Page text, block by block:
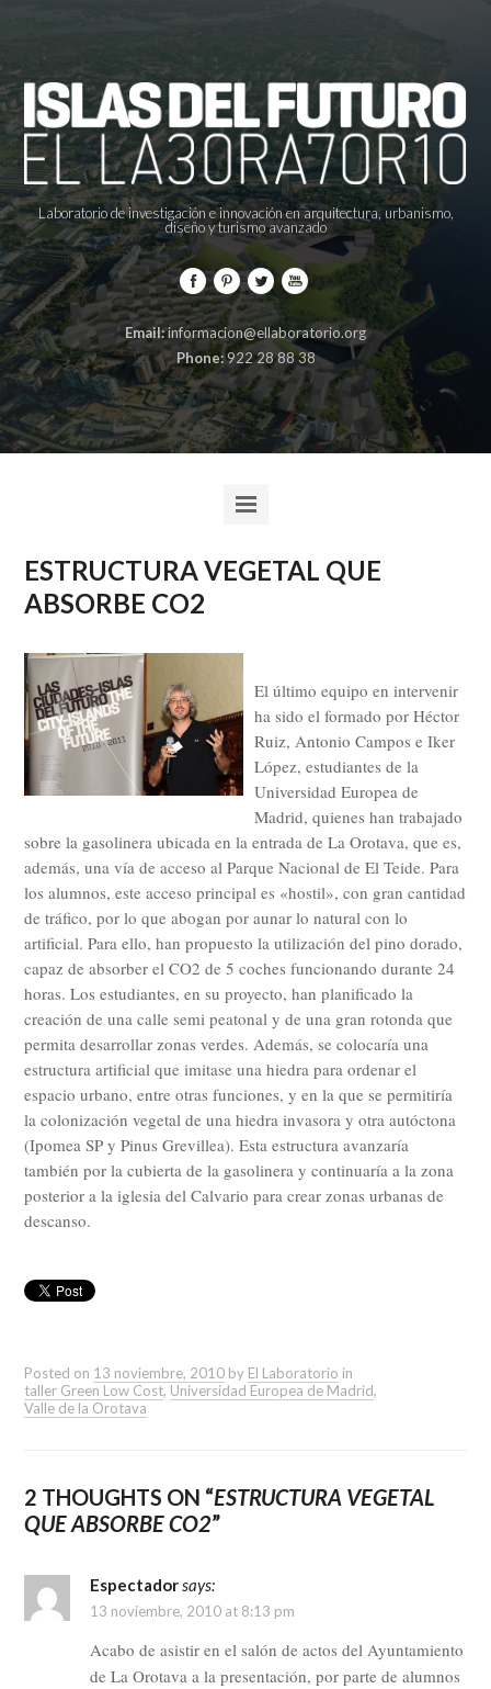
Laboratorio de investigación e innovación en arquitectura, urbanismo,
diseño y turismo avanzado
Email:informacion@ellaboratorio.org
Phone:922 28 88 38
ESTRUCTURA VEGETAL QUE
ABSORBE CO2
El último equipo en intervenir
ha sido el formado por Héctor
Ruiz, Antonio Campos e Iker
López, estudiantes de la
Universidad Europea de
Madrid, quienes han trabajado
sobre la gasolinera ubicada en la entrada de La Orotava, que es,
además, una vía de acceso al Parque Nacional de El Teide. Para
los alumnos, este acceso principal es «hostil», con gran cantidad
de tráfico, por lo que abogan por aunar lo natural con lo
artificial. Para ello, han propuesto la utilización del pino dorado,
capaz de absorber el CO2 de 5 coches funcionando durante 24
horas. Los estudiantes, en su proyecto, han planificado la
creación de una calle semi peatonal y de una gran rotonda que
permita desarrollar zonas verdes. Además, se colocaría una
estructura artificial que imitase una hiedra para ordenar el
espacio urbano, entre otras funciones, y en la que se permitiría
la colonización vegetal de una hiedra invasora y otra autóctona
(Ipomea SP y Pinus Grevillea). Esta estructura avanzaría
también por la cubierta de la gasolinera y continuaría a la zona
posterior a la iglesia del Calvario para crear zonas urbanas de
descanso.
Posted on 13 noviembre, 2010 by El Laboratorio in
taller Green Low Cost, Universidad Europea de Madrid,
Valle de la Orotava
2 THOUGHTS ON “ESTRUCTURA VEGETAL
QUE ABSORBE CO2”
Espectadorsays:
13 noviembre, 2010 at 8:13 pm
Acabo de asistir en el salón de actos del Ayuntamiento
de La Orotava a la presentación, por parte de alumnos